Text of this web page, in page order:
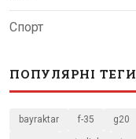
Спорт
ПОПУЛЯРНІ ТЕГИ
bayraktar f-35 g20